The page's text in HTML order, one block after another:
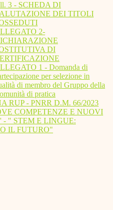
3 - SCHEDA DI
DEI TITOLI
2-
DI
1 - Domanda di
per selezione in
di membro del Gruppo della
di pratica
RUP - PNRR D.M. 66/2023
COMPETENZE E NUOVI
" STEM E LINGUE:
IL FUTURO"